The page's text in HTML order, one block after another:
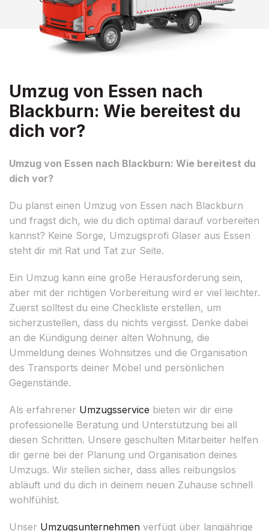
Umzug von Essen nach
Blackburn: Wie bereitest du
dich vor?
Umzug von Essen nach Blackburn: Wie bereitest du
dich vor?
Du planst einen Umzug von Essen nach Blackburn
und fragst dich, wie du dich optimal darauf vorbereiten
kannst? Keine Sorge, Umzugsprofi Glaser aus Essen
steht dir mit Rat und Tat zur Seite.
Ein Umzug kann eine große Herausforderung sein,
aber mit der richtigen Vorbereitung wird er viel leichter.
Zuerst solltest du eine Checkliste erstellen, um
sicherzustellen, dass du nichts vergisst. Denke dabei
an die Kündigung deiner alten Wohnung, die
Ummeldung deines Wohnsitzes und die Organisation
des Transports deiner Möbel und persönlichen
Gegenstände.
Als erfahrener Umzugsservice bieten wir dir eine
professionelle Beratung und Unterstützung bei all
diesen Schritten. Unsere geschulten Mitarbeiter helfen
dir gerne bei der Planung und Organisation deines
Umzugs. Wir stellen sicher, dass alles reibungslos
abläuft und du dich in deinem neuen Zuhause schnell
wohlfühlst.
Unser Umzugsunternehmen verfügt über langjährige